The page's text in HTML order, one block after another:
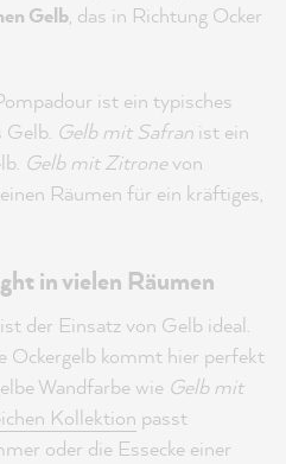
Gelb, das in Richtung Ocker
ist ein typisches
Gelb. Gelb mit Safran ist ein
Gelb mit Zitronevon
Räumen für ein kräftiges,
in vielen Räumen
der Einsatz von Gelb ideal.
Ockergelb kommt hier perfekt
Wandfarbe wie Gelb mit
Kollektion passt
oder die Essecke einer